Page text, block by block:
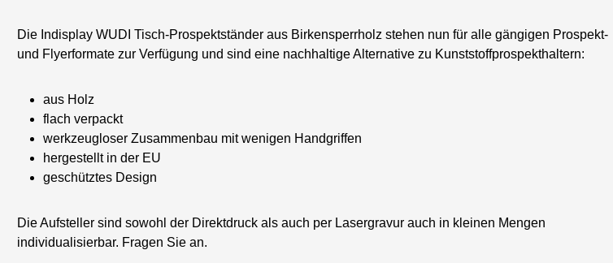
Die Indisplay WUDI Tisch-Prospektständer aus Birkensperrholz stehen nun für alle gängigen Prospekt-
und Flyerformate zur Verfügung und sind eine nachhaltige Alternative zu Kunststoffprospekthaltern:
aus Holz
flach verpackt
werkzeugloser Zusammenbau mit wenigen Handgriffen
hergestellt in der EU
geschütztes Design
Die Aufsteller sind sowohl der Direktdruck als auch per Lasergravur auch in kleinen Mengen
individualisierbar. Fragen Sie an.